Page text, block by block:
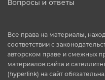
Вопросы и ответы
Все права на материалы,
соответствии с
авторском праве и смежных
материалов сайта и
(hyperlink) на сайт обязательна.